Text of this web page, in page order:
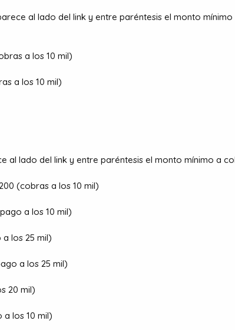
al lado del link y entre paréntesis el monto
a los 10 mil)
a los 10 mil)
al lado del link y entre paréntesis el monto mínimo a
(cobras a los 10 mil)
a los 10 mil)
a los 25 mil)
a los 25 mil)
20 mil)
a los 10 mil)